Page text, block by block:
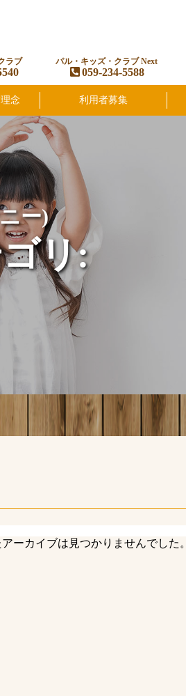
ラブ パル・キッズ・クラブ Next
059-234-5588
念 利用者募集
リ:
ー)
ーカイブは見つかりませんでした。